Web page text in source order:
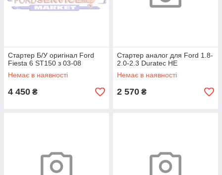
Стартер Б/У оригінал Ford
Fiesta 6 ST150 з 03-08
Немає в наявності
4 450 ₴
Стартер аналог для Ford 1.8-
2.0-2.3 Duratec HE
Немає в наявності
2 570 ₴